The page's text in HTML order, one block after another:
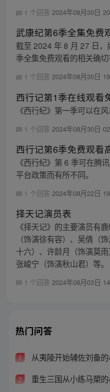
1 个回答 2024年08月30日
武康纪第6季全集免费
截至 2024 年 8 月 27 日
季全集免费观看的相关确切
1 个回答 2024年08月30日
西行记第1季在线观看
《西行纪》第一季可以在
1 个回答 2024年08月30日
西行记第6季免费观看
《西行纪》第 6 季可在腾
平台政策而有所不同。
1 个回答 2024年08月22日
择天记演员表
《择天记》的主要演员有
（饰演徐有容）、吴倩（
十六）、许龄月（饰演莫雨
张峻宁（饰演秋山君）等
1 个回答 2024年08月03日
热门问答
1 从夷陵开始辅佐刘备
2 重生三国从小练马槊